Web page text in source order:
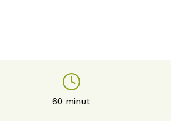
60 minut